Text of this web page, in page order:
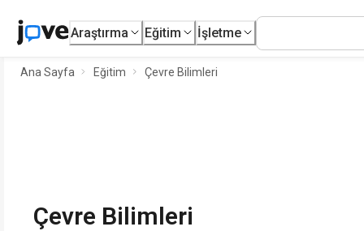
Araştırma Eğitim İşletme
Ana Sayfa Eğitim Çevre Bilimleri
Çevre Bilimleri